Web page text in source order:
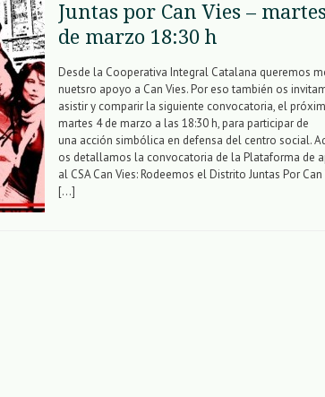
Juntas por Can Vies –
de marzo 18:30 h
Desde la Cooperativa Integral Catalana queremos
nuetsro apoyo a Can Vies. Por eso también os
asistir y comparir la siguiente convocatoria, el
martes 4 de marzo a las 18:30 h, para participar de
una acción simbólica en defensa del centro social.
os detallamos la convocatoria de la Plataforma de
al CSA Can Vies: Rodeemos el Distrito Juntas Por Can
[…]